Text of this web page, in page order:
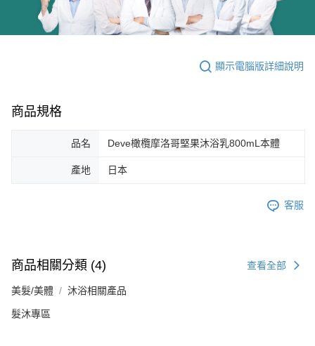
顯示電腦版詳細說明
商品規格
品名 Deve橄欖摩洛哥堅果沐浴乳800mL本體
產地 日本
客服
商品相關分類 (4) 查看全部
美髮/美體 沐浴相關產品
髮沐專區